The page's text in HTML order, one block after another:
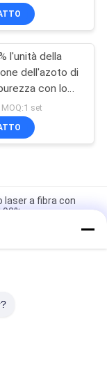
l'unità della
dell'azoto di
con lo
ha approvato
set
laser a fibra con
di gas
del